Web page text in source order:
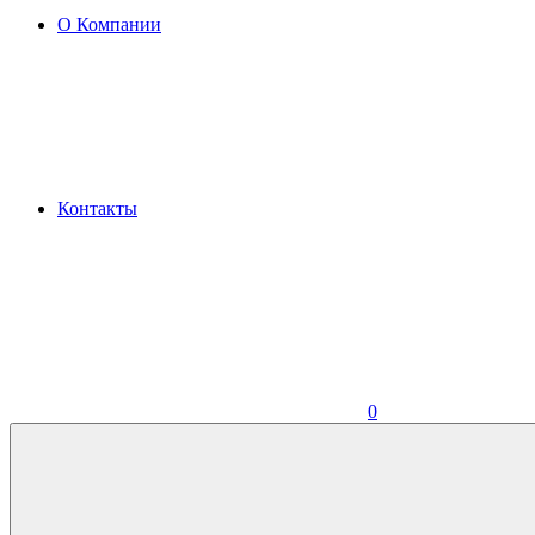
О Компании
Контакты
0